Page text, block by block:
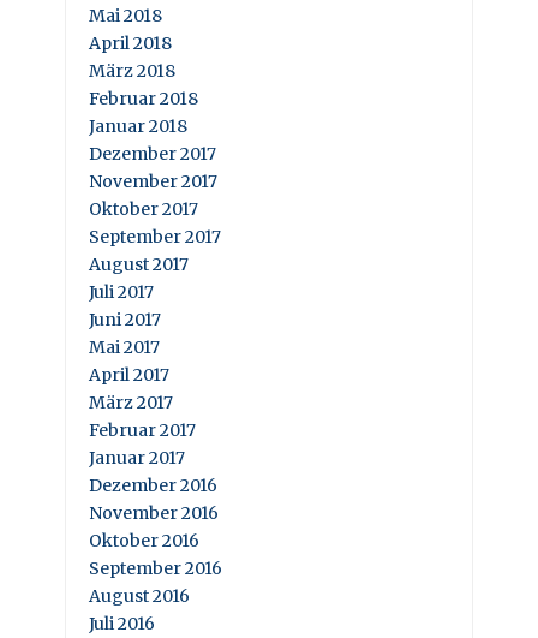
Mai 2018
April 2018
März 2018
Februar 2018
Januar 2018
Dezember 2017
November 2017
Oktober 2017
September 2017
August 2017
Juli 2017
Juni 2017
Mai 2017
April 2017
März 2017
Februar 2017
Januar 2017
Dezember 2016
November 2016
Oktober 2016
September 2016
August 2016
Juli 2016